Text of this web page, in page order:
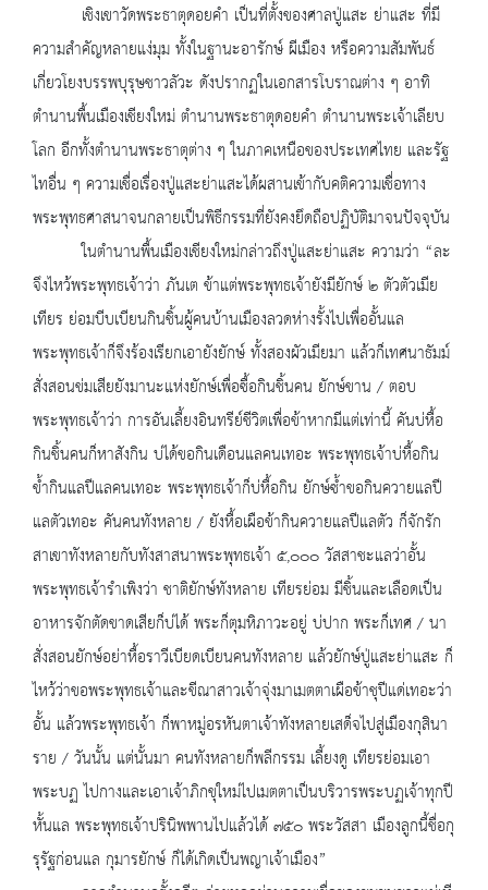
เชิงเขาวัดพระธาตุดอยคำ เป็นที่ตั้งของศาลปู่แสะ ย่าแสะ ที่มี
ความสำคัญหลายแง่มุม ทั้งในฐานะอารักษ์ ผีเมือง หรือความสัมพันธ์
เกี่ยวโยงบรรพบุรุษชาวลัวะ ดังปรากฏในเอกสารโบราณต่าง ๆ อาทิ
ตำนานพื้นเมืองเชียงใหม่ ตำนานพระธาตุดอยคำ ตำนานพระเจ้าเลียบ
โลก อีกทั้งตำนานพระธาตุต่าง ๆ ในภาคเหนือของประเทศไทย และรัฐ
ไทอื่น ๆ ความเชื่อเรื่องปู่แสะย่าแสะได้ผสานเข้ากับคติความเชื่อทาง
พระพุทธศาสนาจนกลายเป็นพิธีกรรมที่ยังคงยึดถือปฏิบัติมาจนปัจจุบัน
ในตำนานพื้นเมืองเชียงใหม่กล่าวถึงปู่แสะย่าแสะ ความว่า “ละ
จึงไหว้พระพุทธเจ้าว่า ภันเต ข้าแต่พระพุทธเจ้ายังมียักษ์ ๒ ตัวตัวเมีย
เทียร ย่อมบีบเบียนกินชิ้นผู้คนบ้านเมืองลวดห่างรั้งไปเพื่ออั้นแล
พระพุทธเจ้าก็จึงร้องเรียกเอายังยักษ์ ทั้งสองผัวเมียมา แล้วก็เทศนาธัมม์
สั่งสอนข่มเสียยังมานะแห่งยักษ์เพื่อซื้อกินชิ้นคน ยักษ์ขาน / ตอบ
พระพุทธเจ้าว่า การอันเลี้ยงอินทรีย์ชีวิตเพื่อข้าหากมีแต่เท่านี้ คันบ่หื้อ
กินชิ้นคนก็หาสังกิน บ่ได้ขอกินเดือนแลคนเทอะ พระพุทธเจ้าบ่หื้อกิน
ข้ำกินแลปีแลคนเทอะ พระพุทธเจ้าก็บ่หื้อกิน ยักษ์ซ้ำขอกินควายแลปี
แลตัวเทอะ คันคนทังหลาย / ยังหื้อเผือข้ากินควายแลปีแลตัว ก็จักรัก
สาเขาทังหลายกับทังสาสนาพระพุทธเจ้า ๕,๐๐๐ วัสสาชะแลว่าอั้น
พระพุทธเจ้ารำเพิงว่า ชาติยักษ์ทังหลาย เทียรย่อม มีชิ้นและเลือดเป็น
อาหารจักตัดขาดเสียก็บ่ได้ พระก็ตุมหิภาวะอยู่ บ่ปาก พระก็เทศ / นา
สั่งสอนยักษ์อย่าหื้อราวีเบียดเบียนคนทังหลาย แล้วยักษ์ปู่แสะย่าแสะ ก็
ไหว้ว่าขอพระพุทธเจ้าและขีณาสาวเจ้าจุ่งมาเมตตาเผือข้าชุปีแด่เทอะว่า
อั้น แล้วพระพุทธเจ้า ก็พาหมู่อรหันตาเจ้าทังหลายเสด็จไปสู่เมืองกุสินา
ราย / วันนั้น แต่นั้นมา คนทังหลายก็พลีกรรม เลี้ยงดู เทียรย่อมเอา
พระบฏ ไปกางและเอาเจ้าภิกขุใหม่ไปเมตตาเป็นบริวารพระบฏเจ้าทุกปี
หั้นแล พระพุทธเจ้าปรินิพพานไปแล้วได้ ๗๕๐ พระวัสสา เมืองลูกนี้ชื่อกุ
รุรัฐก่อนแล กุมารยักษ์ ก็ได้เกิดเป็นพญาเจ้าเมือง”